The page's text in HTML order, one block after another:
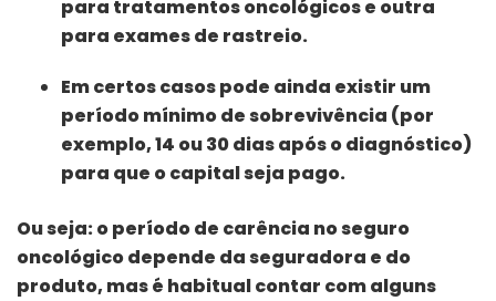
para tratamentos oncológicos e outra
para exames de rastreio.
Em certos casos pode ainda existir um
período mínimo de sobrevivência (por
exemplo, 14 ou 30 dias após o diagnóstico)
para que o capital seja pago.
Ou seja: o período de carência no seguro
oncológico depende da seguradora e do
produto, mas é habitual contar com alguns